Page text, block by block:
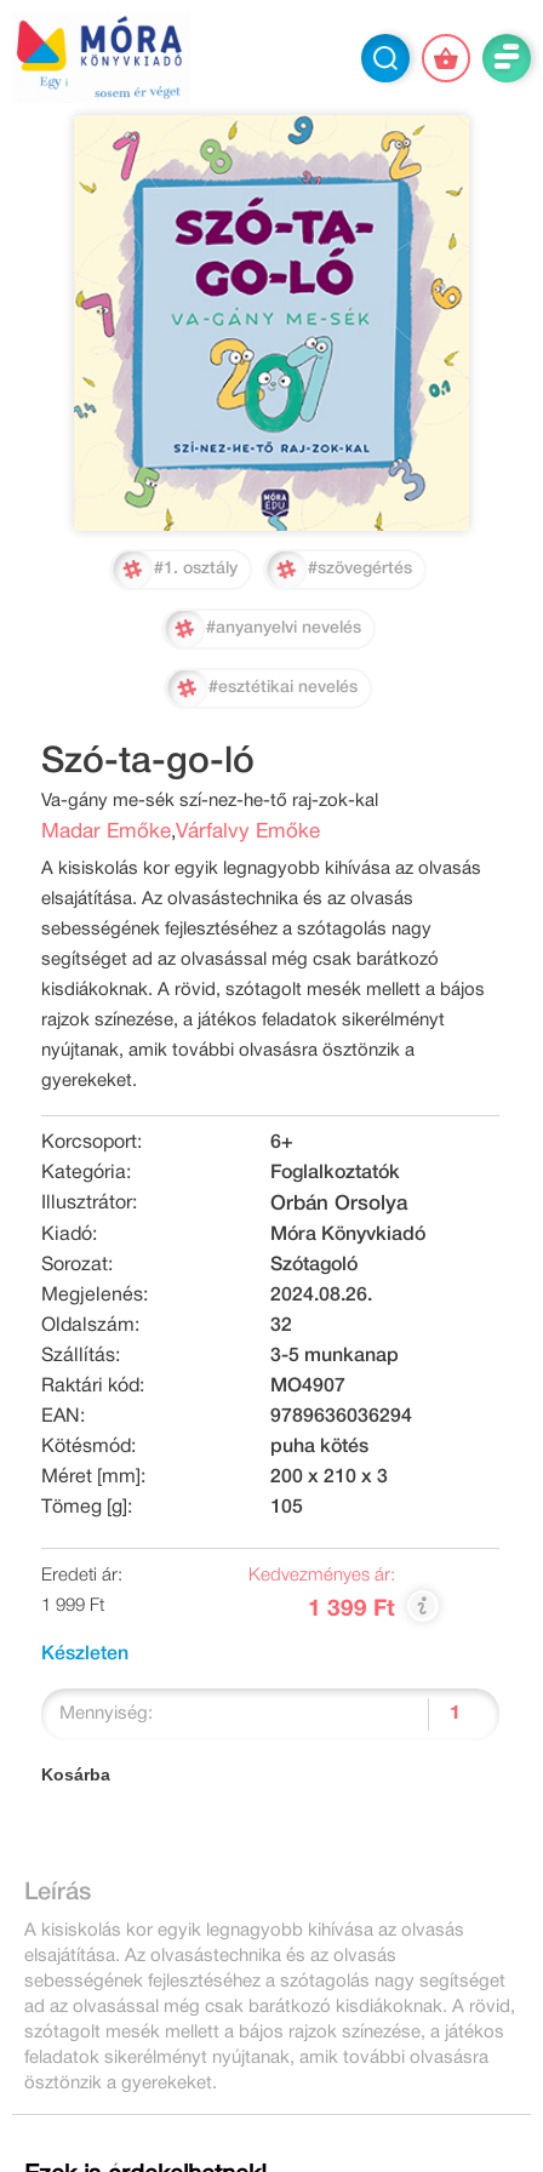
#1. osztály #szövegértés
#anyanyelvi nevelés
#esztétikai nevelés
Szó-ta-go-ló
Va-gány me-sék szí-nez-he-tő raj-zok-kal
Madar Emőke,Várfalvy Emőke
A kisiskolás kor egyik legnagyobb kihívása az olvasás
elsajátítása. Az olvasástechnika és az olvasás
sebességének fejlesztéséhez a szótagolás nagy
segítséget ad az olvasással még csak barátkozó
kisdiákoknak. A rövid, szótagolt mesék mellett a bájos
rajzok színezése, a játékos feladatok sikerélményt
nyújtanak, amik további olvasásra ösztönzik a
gyerekeket.
Korcsoport:
6+
Kategória:
Foglalkoztatók
Illusztrátor:
Orbán Orsolya
Kiadó:
Móra Könyvkiadó
Sorozat:
Szótagoló
Megjelenés:
2024.08.26.
Oldalszám:
32
Szállítás:
3-5 munkanap
Raktári kód:
MO4907
EAN:
9789636036294
Kötésmód:
puha kötés
Méret [mm]:
200 x 210 x 3
Tömeg [g]:
105
Eredeti ár:
1 999 Ft
Kedvezményes ár:
1 399 Ft
Készleten
Mennyiség:
Kosárba
Leírás
A kisiskolás kor egyik legnagyobb kihívása az olvasás
elsajátítása. Az olvasástechnika és az olvasás
sebességének fejlesztéséhez a szótagolás nagy segítséget
ad az olvasással még csak barátkozó kisdiákoknak. A rövid,
szótagolt mesék mellett a bájos rajzok színezése, a játékos
feladatok sikerélményt nyújtanak, amik további olvasásra
ösztönzik a gyerekeket.